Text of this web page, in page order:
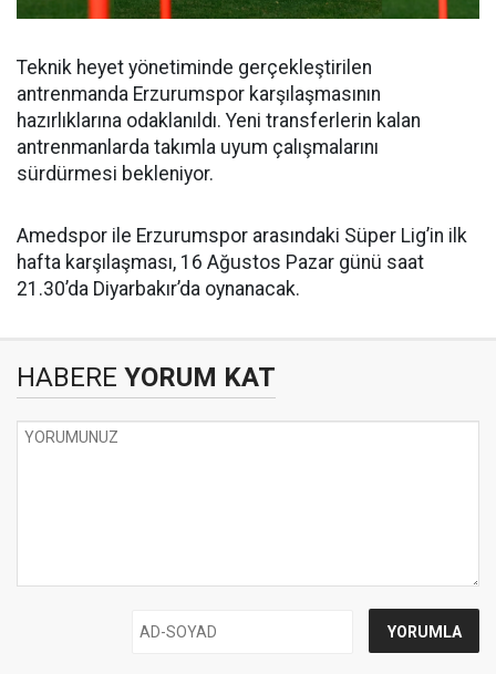
Teknik heyet yönetiminde gerçekleştirilen
antrenmanda Erzurumspor karşılaşmasının
hazırlıklarına odaklanıldı. Yeni transferlerin kalan
antrenmanlarda takımla uyum çalışmalarını
sürdürmesi bekleniyor.
Amedspor ile Erzurumspor arasındaki Süper Lig’in ilk
hafta karşılaşması, 16 Ağustos Pazar günü saat
21.30’da Diyarbakır’da oynanacak.
HABERE YORUM KAT